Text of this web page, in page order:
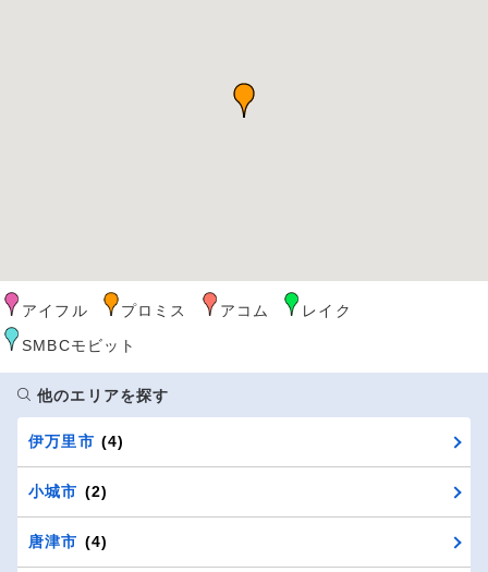
アイフル プロミス アコム
レイク
SMBCモビット
他のエリアを探す
伊万里市 (4)
小城市 (2)
唐津市 (4)